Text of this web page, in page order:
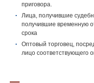
приговора.
Лица, получившие
получившие временную
срока
Оптовый торговец,
лицо соответствующего